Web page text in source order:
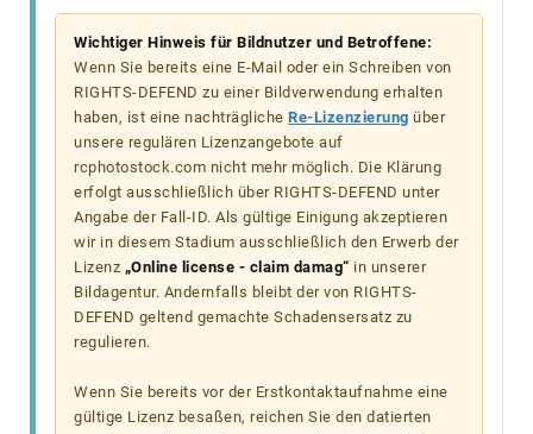
Wichtiger Hinweis für Bildnutzer und Betroffene:
Wenn Sie bereits eine E-Mail oder ein Schreiben von
RIGHTS-DEFEND zu einer Bildverwendung erhalten
haben, ist eine nachträgliche Re-Lizenzierung über
unsere regulären Lizenzangebote auf
rcphotostock.com nicht mehr möglich. Die Klärung
erfolgt ausschließlich über RIGHTS-DEFEND unter
Angabe der Fall-ID. Als gültige Einigung akzeptieren
wir in diesem Stadium ausschließlich den Erwerb der
Lizenz „Online license - claim damag“ in unserer
Bildagentur. Andernfalls bleibt der von RIGHTS-
DEFEND geltend gemachte Schadensersatz zu
regulieren.
Wenn Sie bereits vor der Erstkontaktaufnahme eine
gültige Lizenz besaßen, reichen Sie den datierten